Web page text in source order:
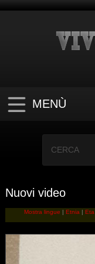
MENÙ
Nuovi video
Mostra lingue |Etnia |Eta